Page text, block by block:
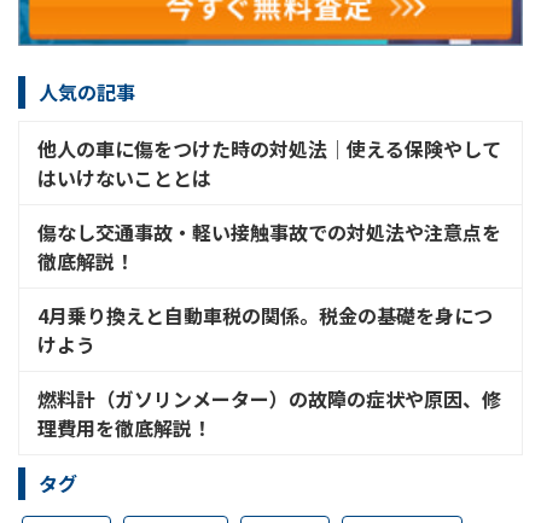
人気の記事
他人の車に傷をつけた時の対処法│使える保険やして
はいけないこととは
傷なし交通事故・軽い接触事故での対処法や注意点を
徹底解説！
4月乗り換えと自動車税の関係。税金の基礎を身につ
けよう
燃料計（ガソリンメーター）の故障の症状や原因、修
理費用を徹底解説！
タグ